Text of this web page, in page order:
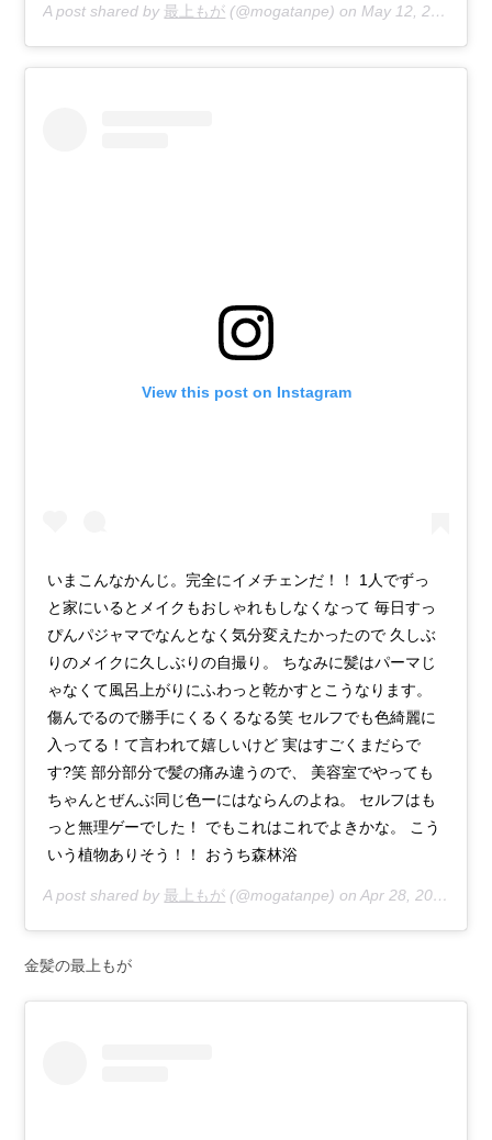
A post shared by 最上もが (@mogatanpe) on May 12, 2020 at 12:05am PDT
View this post on Instagram
いまこんなかんじ。完全にイメチェンだ！！ 1人でずっ
と家にいるとメイクもおしゃれもしなくなって 毎日すっ
ぴんパジャマでなんとなく気分変えたかったので 久しぶ
りのメイクに久しぶりの自撮り。 ちなみに髪はパーマじ
ゃなくて風呂上がりにふわっと乾かすとこうなります。
傷んでるので勝手にくるくるなる笑 セルフでも色綺麗に
入ってる！て言われて嬉しいけど 実はすごくまだらで
す?笑 部分部分で髪の痛み違うので、 美容室でやっても
ちゃんとぜんぶ同じ色ーにはならんのよね。 セルフはも
っと無理ゲーでした！ でもこれはこれでよきかな。 こう
いう植物ありそう！！ おうち森林浴
A post shared by 最上もが (@mogatanpe) onApr 28, 2020 at 11:16pm PDT
金髪の最上もが